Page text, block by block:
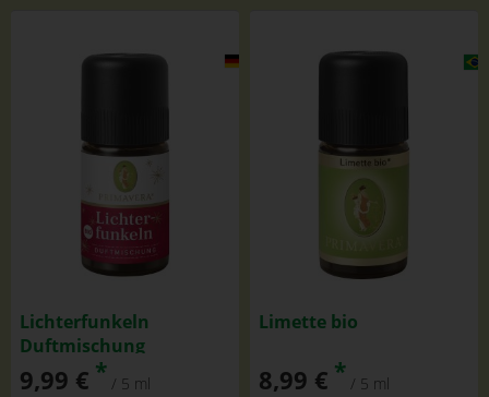
Lichterfunkeln
Duftmischung
9,99 € * / 5 ml
Limette bio
8,99 € * / 5 ml